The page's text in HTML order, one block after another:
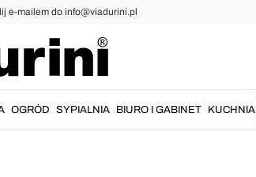
e-mailem do info@viadurini.pl
OGRÓD SYPIALNIA BIURO I GABINET KUCHNIA